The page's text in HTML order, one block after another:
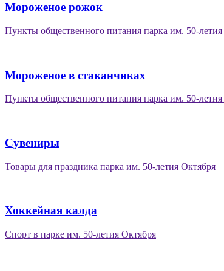
Мороженое рожок
Пункты общественного питания парка им. 50-
Мороженое в стаканчиках
Пункты общественного питания парка им. 50-
Сувениры
Товары для праздника парка им. 50-летия Октября
Хоккейная калда
Спорт в парке им. 50-летия Октября